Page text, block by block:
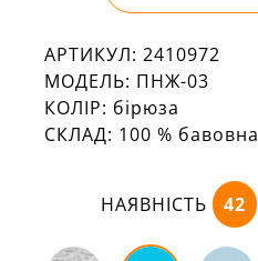
АРТИКУЛ: 2410972
МОДЕЛЬ: ПНЖ-03
КОЛІР: бірюза
СКЛАД: 100 % бавовна
НАЯВНІСТЬ 42